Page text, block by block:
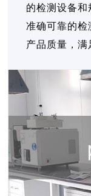
的检测设备
准确可靠的检
产品质量，满